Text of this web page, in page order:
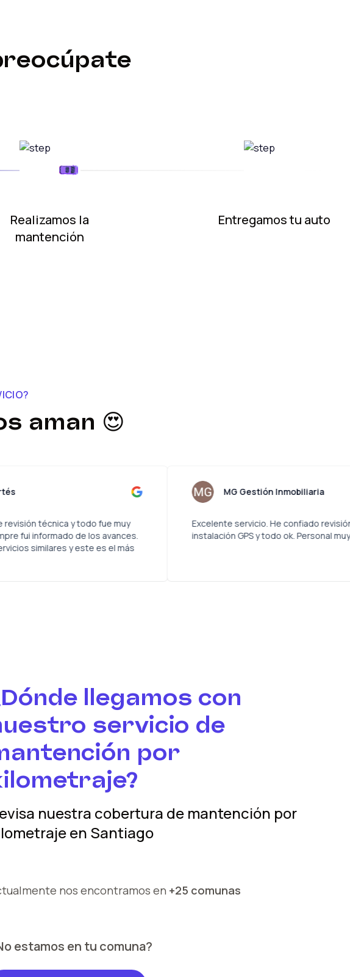
Realizamos la
mantención
Entregamos tu auto
aman 😍
el servicio de revisión técnica y todo fue muy
seguro y siempre fui informado de los avances.
otros servicios similares y este es el más
Gracias
Excelente servicio.
instalación GPS y
MG Gestión
llegamos con
servicio de
por
nuestra cobertura de mantención por
en Santiago
nos encontramos en +25 comunas
estamos en tu comuna?